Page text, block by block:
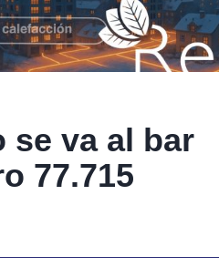
se va al bar
77.715